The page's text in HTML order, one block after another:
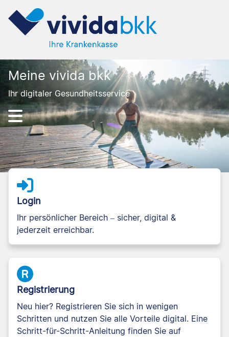
Meine vivida bkk
Ihr digitaler Gesundheitsservice
Login
Ihr persönlicher Bereich – sicher, digital &
jederzeit erreichbar.
Registrierung
Neu hier? Registrieren Sie sich in wenigen
Schritten und nutzen Sie alle Vorteile digital. Eine
Schritt-für-Schritt-Anleitung finden Sie auf